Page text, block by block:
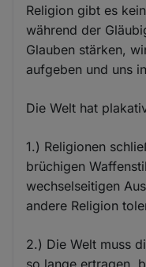
Religion gibt es
während der
Glauben stärken,
aufgeben und uns
Die Welt hat
1.) Religionen
brüchigen
wechselseitigen
andere Religion
2.) Die Welt muss